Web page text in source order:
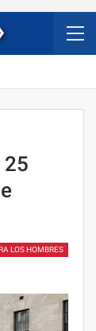
25
LOS HOMBRES